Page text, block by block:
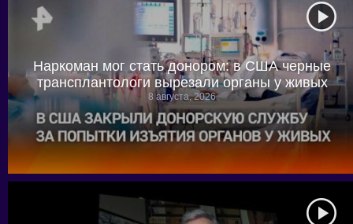
Наркоман мог стать донором: в США черные
трансплантологи вырезали органы у живых
8 августа, 2026